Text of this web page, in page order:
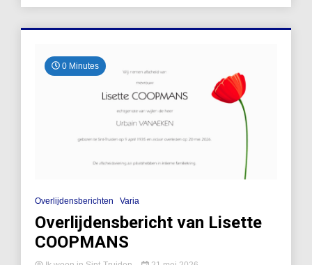
0 Minutes
Overlijdensberichten Varia
Overlijdensbericht van Lisette
COOPMANS